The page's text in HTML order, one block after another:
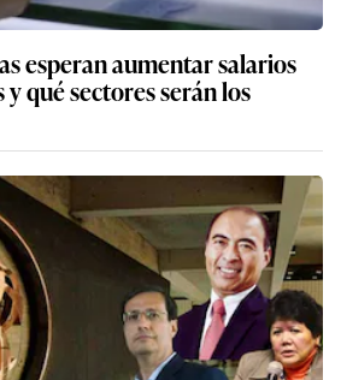
esperan aumentar salarios
y qué sectores serán los